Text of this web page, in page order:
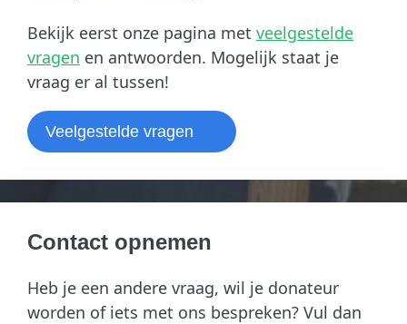
Bekijk eerst onze pagina met veelgestelde
vragen en antwoorden. Mogelijk staat je
vraag er al tussen!
Veelgestelde vragen
Contact opnemen
Heb je een andere vraag, wil je donateur
worden of iets met ons bespreken? Vul dan